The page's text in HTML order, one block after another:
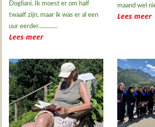
Dogliani. Ik moest er om half
twaalf zijn, maar ik was er al een
uur eerder.............
Lees meer
maand wel
Lees meer